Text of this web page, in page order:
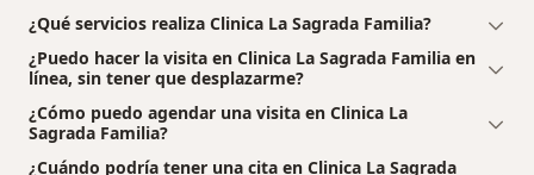
¿Qué servicios realiza Clinica La Sagrada Familia?
¿Puedo hacer la visita en Clinica La Sagrada Familia en
línea, sin tener que desplazarme?
¿Cómo puedo agendar una visita en Clinica La
Sagrada Familia?
¿Cuándo podría tener una cita en Clinica La Sagrada